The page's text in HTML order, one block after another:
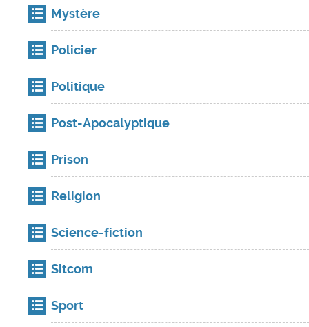
Mystère
Policier
Politique
Post-Apocalyptique
Prison
Religion
Science-fiction
Sitcom
Sport